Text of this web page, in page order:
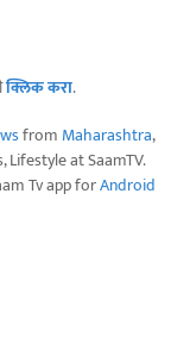
क्लिक करा.
from Maharashtra,
Lifestyle at SaamTV.
Tv app forAndroid